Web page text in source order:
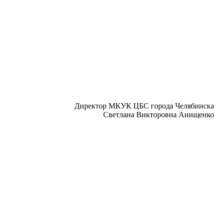
Директор МКУК ЦБС города Челябинска
Светлана Викторовна Анищенко